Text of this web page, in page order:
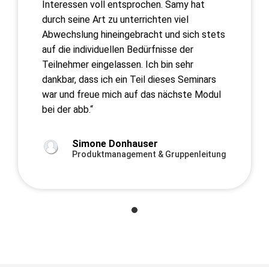
Interessen voll entsprochen. Samy hat
durch seine Art zu unterrichten viel
Abwechslung hineingebracht und sich stets
auf die individuellen Bedürfnisse der
Teilnehmer eingelassen. Ich bin sehr
dankbar, dass ich ein Teil dieses Seminars
war und freue mich auf das nächste Modul
bei der abb.“
Simone Donhauser
Produktmanagement & Gruppenleitung